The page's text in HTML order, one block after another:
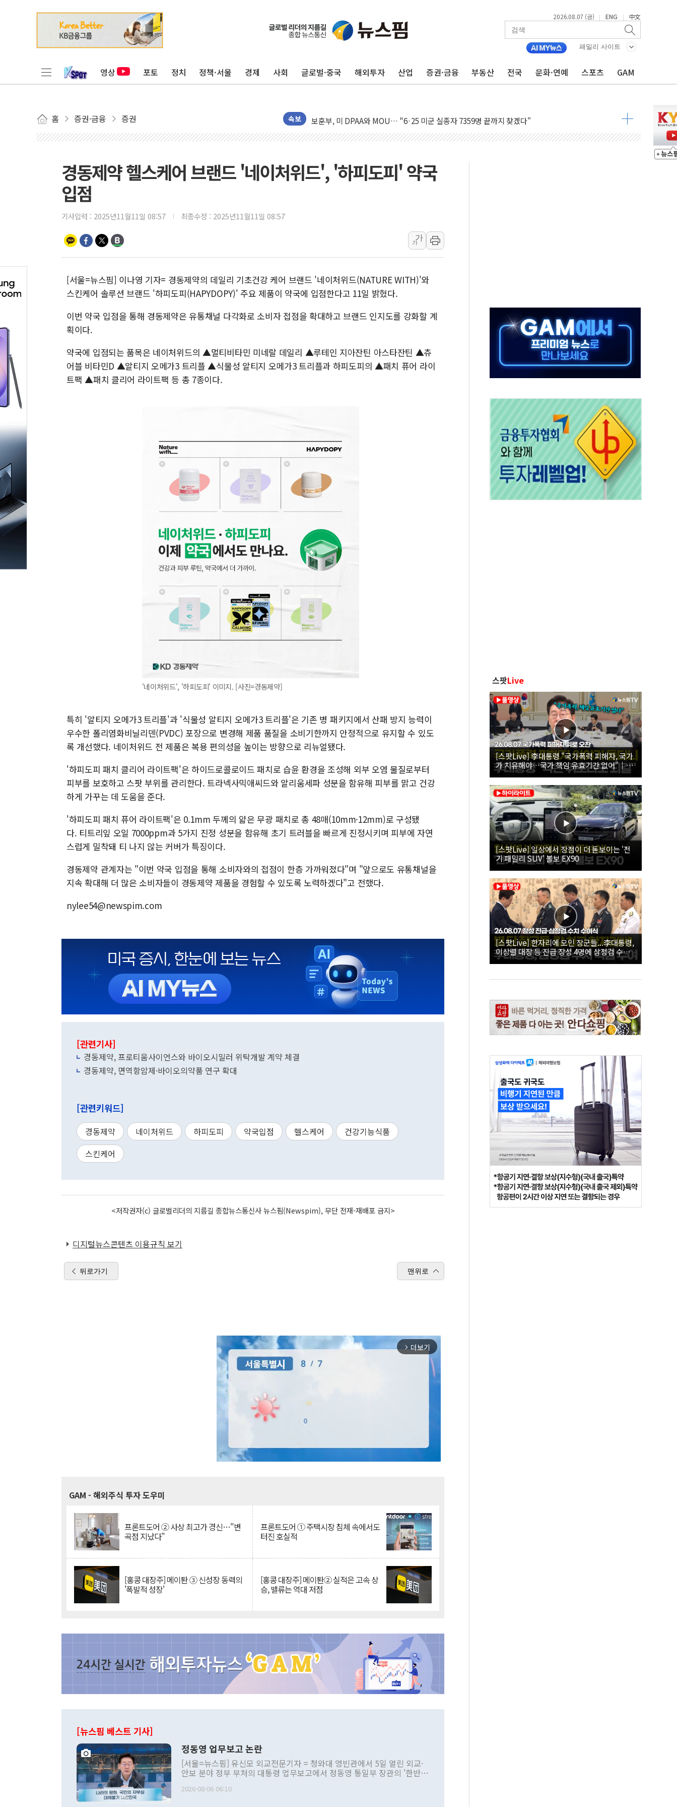
2026.08.07 (금) | ENG | 中文
패밀리 사이트
영상 포토 정치 정책·서울 경제 사회 글로벌·중국 해외투자 산업 증권·금융 부동산 전국 문화·연예 스포츠 GAM
홈 증권·금융 증권 속보
美 고용 쇼크에 엔화 장중 급등…시장은 "또 개입했나" 촉각
[AI MY 뉴스] 뉴욕 반도체주 프리뷰...美 고용 쇼크에 반도체주 '활짝'
[종합] 美 7월 고용 2만3000명 감소 '쇼크'…9월 금리 인상 기대 후퇴
[사진] 이슬람 수니파 3개국, 공동방위협정 체결
보훈부, 미 DPAA와 MOU… "6·25 미군 실종자 7359명 끝까지 찾겠다"
트럼프 "금리 내려야"…파월 때와 달리 워시엔 톤 낮춰
李 "해남 태양광, 대한민국 다음 100년 밑거름…수도권 집중 완화 전환점"
李 대통령, '6시간 마라톤 부동산 2차 회의' 주재… "전폭적 공급 확대·속도전 총력"
남동발전, 해남군에 국내 최대 규모 400MW 태양광 착공…여의도 1.6배 규모
[인도증시] 중동 불안 속 유가 상승에 소폭 하락...금융주 낙폭 커
폭염 누그러지고 가뭄 숙지나...경북동해안권 8~9일 최대 100mm 호우
사우디·튀르키예·파키스탄, '공동방위협정' 체결… 수니파 국가들의 새 안보 협력 구도
신길동 신축도 3.3㎡당 7250만원…써밋 클라비온 59㎡ 18억원대
경동제약 헬스케어 브랜드 '네이처위드', '하피도피' 약국
입점
기사입력 : 2025년11월11일 08:57 최종수정 : 2025년11월11일 08:57
가
가
[서울=뉴스핌] 이나영 기자= 경동제약의 데일리 기초건강 케어 브랜드 '네이처위드(NATURE WITH)'와
스킨케어 솔루션 브랜드 '하피도피(HAPYDOPY)' 주요 제품이 약국에 입점한다고 11일 밝혔다.
이번 약국 입점을 통해 경동제약은 유통채널 다각화로 소비자 접점을 확대하고 브랜드 인지도를 강화할 계
획이다.
약국에 입점되는 품목은 네이처위드의 ▲멀티비타민 미네랄 데일리 ▲루테인 지아잔틴 아스타잔틴 ▲츄
어블 비타민D ▲알티지 오메가3 트리플 ▲식물성 알티지 오메가3 트리플과 하피도피의 ▲패치 퓨어 라이
트팩 ▲패치 클리어 라이트팩 등 총 7종이다.
'네이처위드', '하피도피' 이미지. [사진=경동제약]
특히 '알티지 오메가3 트리플'과 '식물성 알티지 오메가3 트리플'은 기존 병 패키지에서 산패 방지 능력이
우수한 폴리염화비닐리덴(PVDC) 포장으로 변경해 제품 품질을 소비기한까지 안정적으로 유지할 수 있도
록 개선했다. 네이처위드 전 제품은 복용 편의성을 높이는 방향으로 리뉴얼됐다.
'하피도피 패치 클리어 라이트팩'은 하이드로콜로이드 패치로 습윤 환경을 조성해 외부 오염 물질로부터
피부를 보호하고 스팟 부위를 관리한다. 트라넥사믹애씨드와 알리움세파 성분을 함유해 피부를 맑고 건강
하게 가꾸는 데 도움을 준다.
'하피도피 패치 퓨어 라이트팩'은 0.1mm 두께의 얇은 무광 패치로 총 48매(10mm·12mm)로 구성됐
다. 티트리잎 오일 7000ppm과 5가지 진정 성분을 함유해 초기 트러블을 빠르게 진정시키며 피부에 자연
스럽게 밀착돼 티 나지 않는 커버가 특징이다.
경동제약 관계자는 "이번 약국 입점을 통해 소비자와의 접점이 한층 가까워졌다"며 "앞으로도 유통채널을
지속 확대해 더 많은 소비자들이 경동제약 제품을 경험할 수 있도록 노력하겠다"고 전했다.
nylee54@newspim.com
[관련기사]
경동제약, 프로티움사이언스와 바이오시밀러 위탁개발 계약 체결
경동제약, 면역항암제·바이오의약품 연구 확대
[관련키워드]
경동제약 네이처위드 하피도피 약국입점 헬스케어
건강기능식품
스킨케어
<저작권자(c) 글로벌리더의 지름길 종합뉴스통신사 뉴스핌(Newspim), 무단 전재-재배포 금지>
디지털뉴스콘텐츠 이용규칙 보기
뒤로가기 맨위로
arrow_forward_ios 더보기
GAM - 해외주식 투자 도우미
프론트도어 ② 사상 최고가 경신…"변
곡점 지났다"
프론트도어 ① 주택시장 침체 속에서도
터진 호실적
[홍콩 대장주] 메이퇀 ③ 신성장 동력의
'폭발적 성장'
[홍콩 대장주] 메이퇀② 실적은 고속 상
승, 밸류는 역대 저점
[뉴스핌 베스트 기사]
정동영 업무보고 논란
[서울=뉴스핌] 유신모 외교전문기자 = 청와대 영빈관에서 5일 열린 외교·
안보 분야 정부 부처의 대통령 업무보고에서 정동영 통일부 장관의 '한반도
발언 중에는 정부 내 조율을 거치지 않은 사안을 정책으로 추진하겠다고 공
2026-08-06 06:10
스팟Live
[스팟Live] 李대통령 "국가폭력 피해자, 국가
가 치유해야…국가 책임 유효기간 없어"｜
26.08.07 국가폭력 피해자 위로 오찬
[스팟Live] 일상에서 장점이 더 돋보이는 '전
기 패밀리 SUV' 볼보 EX90
[스팟Live] 한자리에 모인 장군들...李대통령,
이상렬 대장 등 진급 장성 4명에 삼정검 수치
직접 수여｜26.08.07 장성 진급·삼정검 수치